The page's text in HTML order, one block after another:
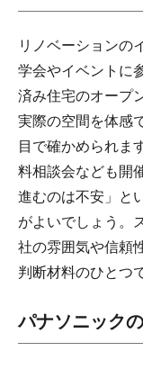
リノベーションの
学会やイベントに
済み住宅のオープ
実際の空間を体感
目で確かめられま
料相談会なども開
進むのは不安」と
がよいでしょう。
社の雰囲気や信頼
判断材料のひとつ
パナソニック